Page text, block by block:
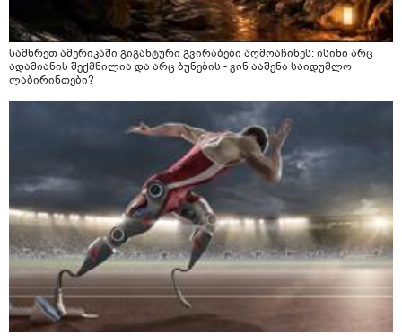
სამხრეთ ამერიკაში გიგანტური გვირაბები აღმოაჩინეს: ისინი არც
ადამიანის შექმნილია და არც ბუნების - ვინ ააშენა საიდუმლო
ლაბირინთები?